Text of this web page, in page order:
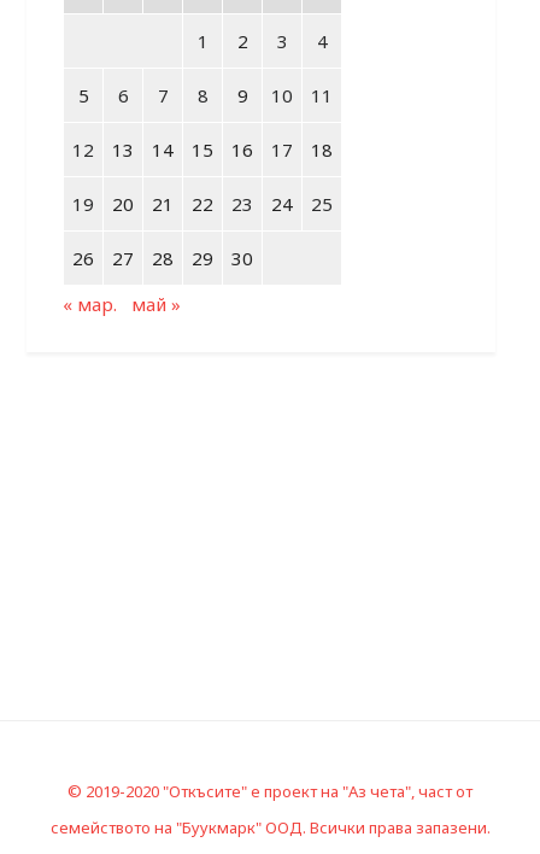
1 2 3 4
5 6 7 8 9 10 11
12 13 14 15 16 17 18
19 20 21 22 23 24 25
26 27 28 29
30
« мар.
май »
© 2019-2020 "Откъсите" е проект на "Аз чета", част от
семейството на "Буукмарк" ООД. Всички права запазени.